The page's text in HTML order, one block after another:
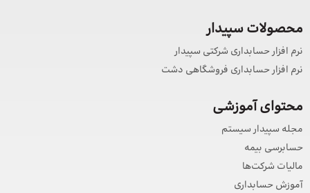
محصولات سپیدار
نرم افزار حسابداری شرکتی سپیدار
نرم افزار حسابداری فروشگاهی دشت
محتوای آموزشی
مجله سپیدار سیستم
حسابرسی بیمه
مالیات شرکت‌ها
آموزش حسابداری